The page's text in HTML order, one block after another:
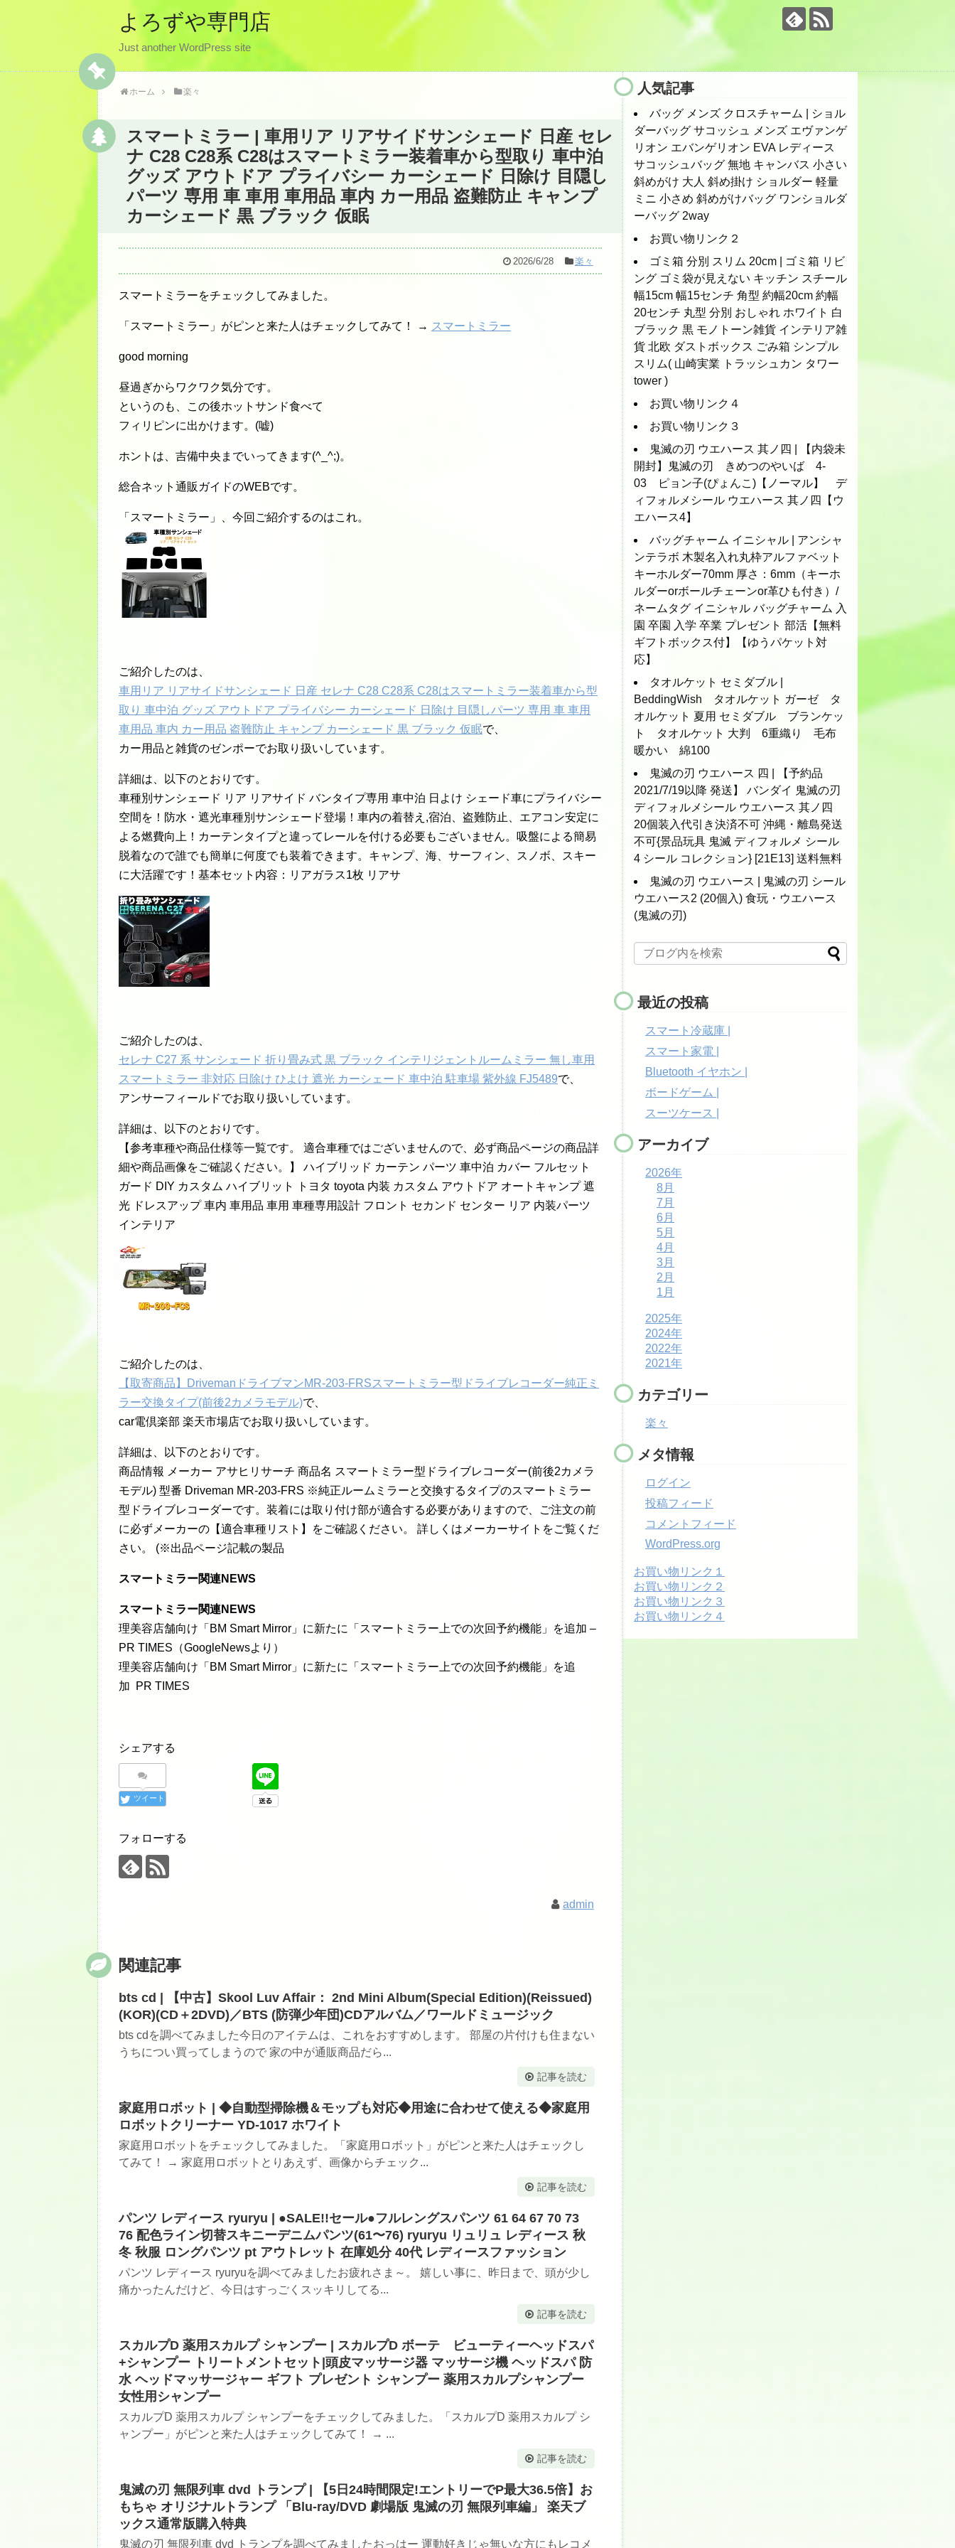
よろずや専門店
Just another WordPress site
ホーム 楽々
スマートミラー | 車用リア リアサイドサンシェード 日産 セレ
ナ C28 C28系 C28はスマートミラー装着車から型取り 車中泊
グッズ アウトドア プライバシー カーシェード 日除け 目隠し
パーツ 専用 車 車用 車用品 車内 カー用品 盗難防止 キャンプ
カーシェード 黒 ブラック 仮眠
2026/6/28 楽々
スマートミラーをチェックしてみました。
「スマートミラー」がピンと来た人はチェックしてみて！ → スマートミラー
good morning
昼過ぎからワクワク気分です。
というのも、この後ホットサンド食べて
フィリピンに出かけます。(嘘)
ホントは、吉備中央までいってきます(^_^;)。
総合ネット通販ガイドのWEBです。
「スマートミラー」、今回ご紹介するのはこれ。
ご紹介したのは、
車用リア リアサイドサンシェード 日産 セレナ C28 C28系 C28はスマートミラー装着車から型
取り 車中泊 グッズ アウトドア プライバシー カーシェード 日除け 目隠しパーツ 専用 車 車用
車用品 車内 カー用品 盗難防止 キャンプ カーシェード 黒 ブラック 仮眠で、
カー用品と雑貨のゼンポーでお取り扱いしています。
詳細は、以下のとおりです。
車種別サンシェード リア リアサイド バンタイプ専用 車中泊 日よけ シェード車にプライバシー
空間を！防水・遮光車種別サンシェード登場！車内の着替え,宿泊、盗難防止、エアコン安定に
よる燃費向上！カーテンタイプと違ってレールを付ける必要もございません。吸盤による簡易
脱着なので誰でも簡単に何度でも装着できます。キャンプ、海、サーフィン、スノボ、スキー
に大活躍です！基本セット内容：リアガラス1枚 リアサ
ご紹介したのは、
セレナ C27 系 サンシェード 折り畳み式 黒 ブラック インテリジェントルームミラー 無し車用
スマートミラー 非対応 日除け ひよけ 遮光 カーシェード 車中泊 駐車場 紫外線 FJ5489で、
アンサーフィールドでお取り扱いしています。
詳細は、以下のとおりです。
【参考車種や商品仕様等一覧です。 適合車種ではございませんので、必ず商品ページの商品詳
細や商品画像をご確認ください。】 ハイブリッド カーテン パーツ 車中泊 カバー フルセット
ガード DIY カスタム ハイブリット トヨタ toyota 内装 カスタム アウトドア オートキャンプ 遮
光 ドレスアップ 車内 車用品 車用 車種専用設計 フロント セカンド センター リア 内装パーツ
インテリア
ご紹介したのは、
【取寄商品】DrivemanドライブマンMR-203-FRSスマートミラー型ドライブレコーダー純正ミ
ラー交換タイプ(前後2カメラモデル)で、
car電倶楽部 楽天市場店でお取り扱いしています。
詳細は、以下のとおりです。
商品情報 メーカー アサヒリサーチ 商品名 スマートミラー型ドライブレコーダー(前後2カメラ
モデル) 型番 Driveman MR-203-FRS ※純正ルームミラーと交換するタイプのスマートミラー
型ドライブレコーダーです。装着には取り付け部が適合する必要がありますので、ご注文の前
に必ずメーカーの【適合車種リスト】をご確認ください。 詳しくはメーカーサイトをご覧くだ
さい。 (※出品ページ記載の製品
スマートミラー関連NEWS
スマートミラー関連NEWS
理美容店舗向け「BM Smart Mirror」に新たに「スマートミラー上での次回予約機能」を追加 –
PR TIMES（GoogleNewsより）
理美容店舗向け「BM Smart Mirror」に新たに「スマートミラー上での次回予約機能」を追
加 PR TIMES
シェアする
ツイート
フォローする
admin
関連記事
bts cd | 【中古】Skool Luv Affair： 2nd Mini Album(Special Edition)(Reissued)
(KOR)(CD＋2DVD)／BTS (防弾少年団)CDアルバム／ワールドミュージック
bts cdを調べてみました今日のアイテムは、これをおすすめします。 部屋の片付けも住まない
うちについ買ってしまうので 家の中が通販商品だら...
記事を読む
家庭用ロボット | ◆自動型掃除機＆モップも対応◆用途に合わせて使える◆家庭用
ロボットクリーナー YD-1017 ホワイト
家庭用ロボットをチェックしてみました。「家庭用ロボット」がピンと来た人はチェックし
てみて！ → 家庭用ロボットとりあえず、画像からチェック...
記事を読む
パンツ レディース ryuryu | ●SALE!!セール●フルレングスパンツ 61 64 67 70 73
76 配色ライン切替スキニーデニムパンツ(61〜76) ryuryu リュリュ レディース 秋
冬 秋服 ロングパンツ pt アウトレット 在庫処分 40代 レディースファッション
パンツ レディース ryuryuを調べてみましたお疲れさま～。 嬉しい事に、昨日まで、頭が少し
痛かったんだけど、今日はすっごくスッキリしてる...
記事を読む
スカルプD 薬用スカルプ シャンプー | スカルプD ボーテ ビューティーヘッドスパ
+シャンプー トリートメントセット|頭皮マッサージ器 マッサージ機 ヘッドスパ 防
水 ヘッドマッサージャー ギフト プレゼント シャンプー 薬用スカルプシャンプー
女性用シャンプー
スカルプD 薬用スカルプ シャンプーをチェックしてみました。「スカルプD 薬用スカルプ シ
ャンプー」がピンと来た人はチェックしてみて！ → ...
記事を読む
鬼滅の刃 無限列車 dvd トランプ | 【5日24時間限定!エントリーでP最大36.5倍】お
もちゃ オリジナルトランプ 「Blu-ray/DVD 劇場版 鬼滅の刃 無限列車編」 楽天ブ
ックス通常版購入特典
鬼滅の刃 無限列車 dvd トランプを調べてみましたおっはー 運動好きじゃ無いな方にもレコメ
人気記事
バッグ メンズ クロスチャーム | ショル
ダーバッグ サコッシュ メンズ エヴァンゲ
リオン エバンゲリオン EVA レディース
サコッシュバッグ 無地 キャンバス 小さい
斜めがけ 大人 斜め掛け ショルダー 軽量
ミニ 小さめ 斜めがけバッグ ワンショルダ
ーバッグ 2way
お買い物リンク２
ゴミ箱 分別 スリム 20cm | ゴミ箱 リビ
ング ゴミ袋が見えない キッチン スチール
幅15cm 幅15センチ 角型 約幅20cm 約幅
20センチ 丸型 分別 おしゃれ ホワイト 白
ブラック 黒 モノトーン雑貨 インテリア雑
貨 北欧 ダストボックス ごみ箱 シンプル
スリム( 山崎実業 トラッシュカン タワー
tower )
お買い物リンク４
お買い物リンク３
鬼滅の刃 ウエハース 其ノ四 | 【内袋未
開封】鬼滅の刃 きめつのやいば 4-
03 ピョン子(ぴょんこ)【ノーマル】 デ
ィフォルメシール ウエハース 其ノ四【ウ
エハース4】
バッグチャーム イニシャル | アンシャ
ンテラボ 木製名入れ丸枠アルファベット
キーホルダー70mm 厚さ：6mm（キーホ
ルダーorボールチェーンor革ひも付き）/
ネームタグ イニシャル バッグチャーム 入
園 卒園 入学 卒業 プレゼント 部活【無料
ギフトボックス付】【ゆうパケット対
応】
タオルケット セミダブル |
BeddingWish タオルケット ガーゼ タ
オルケット 夏用 セミダブル ブランケッ
ト タオルケット 大判 6重織り 毛布
暖かい 綿100
鬼滅の刃 ウエハース 四 | 【予約品
2021/7/19以降 発送】 バンダイ 鬼滅の刃
ディフォルメシール ウエハース 其ノ四
20個装入代引き決済不可 沖縄・離島発送
不可{景品玩具 鬼滅 ディフォルメ シール
4 シール コレクション} [21E13] 送料無料
鬼滅の刃 ウエハース | 鬼滅の刃 シール
ウエハース2 (20個入) 食玩・ウエハース
(鬼滅の刃)
最近の投稿
スマート冷蔵庫 |
スマート家電 |
Bluetooth イヤホン |
ボードゲーム |
スーツケース |
アーカイブ
2026年
8月
7月
6月
5月
4月
3月
2月
1月
2025年
2024年
2022年
2021年
カテゴリー
楽々
メタ情報
ログイン
投稿フィード
コメントフィード
WordPress.org
お買い物リンク１
お買い物リンク２
お買い物リンク３
お買い物リンク４